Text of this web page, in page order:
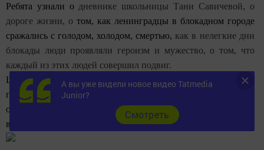
Ребята узнали о дневнике школьницы Тани Савичевой, о
дороге жизни, о том, как ленинградцы в блокадном городе
сражались с голодом, холодом, смертью, как в нелегкие дни
блокады люди проявляли героизм и мужество, о том, что
каждый из этих людей совершил подвиг.
Цель занятия - расширение представлений подростков о
памятных датах истории и воспитание благодарного
отношения к подвигу героев Великой Отечественной
войны.
А вы уже видели новое видео Tatmedia
Junior?
Cмотреть